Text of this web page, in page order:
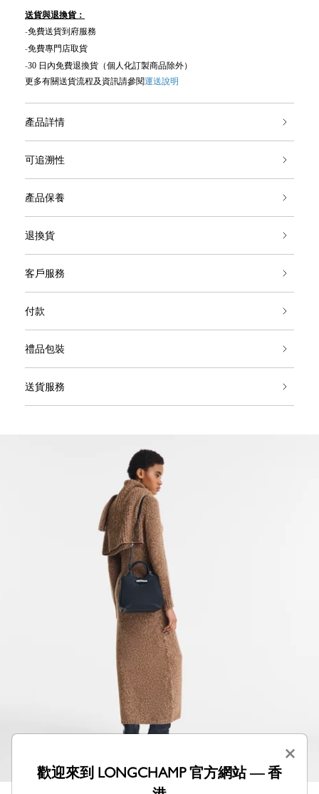
送貨與退換貨：
-免費送貨到府服務
-免費專門店取貨
-30 日內免費退換貨（個人化訂製商品除外）
更多有關送貨流程及資訊請參閱運送說明
產品詳情
可追溯性
產品保養
退換貨
客戶服務
付款
禮品包裝
送貨服務
×
歡迎來到 LONGCHAMP 官方網站 — 香